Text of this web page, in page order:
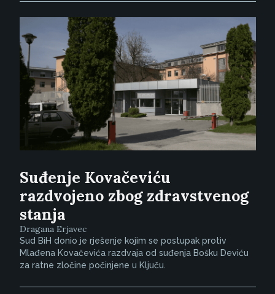
Suđenje Kovačeviću
razdvojeno zbog zdravstvenog
stanja
Dragana Erjavec
Sud BiH donio je rješenje kojim se postupak protiv
Mlađena Kovačevića razdvaja od suđenja Bošku Deviću
za ratne zločine počinjene u Ključu.